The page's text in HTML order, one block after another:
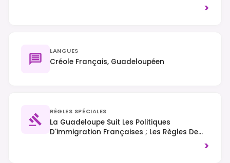
>
LANGUES
Créole Français, Guadeloupéen
RÈGLES SPÉCIALES
La Guadeloupe Suit Les Politiques
D'immigration Françaises ; Les Règles De
Visa Schengen S'appliquent À De Nombreux>